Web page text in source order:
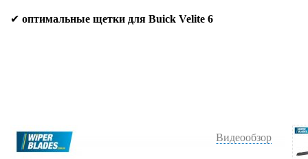
✔ оптимальные щетки для Buick Velite 6
Видеообзор